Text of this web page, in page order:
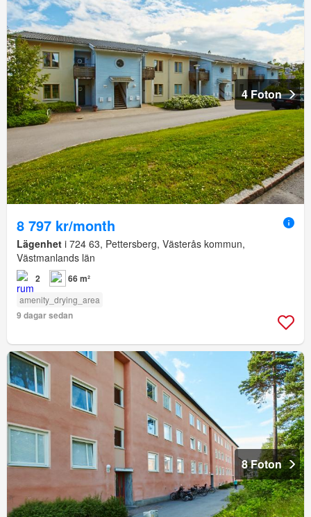
4 Foton
8 797 kr/month
Lägenhet i 724 63, Pettersberg, Västerås kommun,
Västmanlands län
2 66 m²
amenity_drying_area
9 dagar sedan
8 Foton